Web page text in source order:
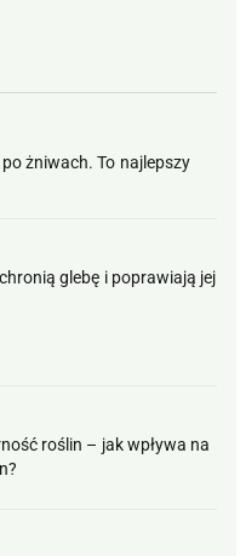
żniwach. To najlepszy
glebę i poprawiają jej
roślin – jak wpływa na